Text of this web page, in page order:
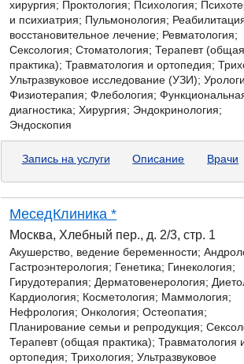
хирургия; Проктология; Психология;
и психиатрия; Пульмонология;
восстановительное лечение; Ревматология;
Сексология; Стоматология; Терапевт (общая
практика); Травматология и ортопедия;
Ультразвуковое исследование (УЗИ);
Физиотерапия; Флебология;
диагностика; Хирургия; Эндокринология;
Эндоскопия
Запись на услуги Описание Врачи
МеседКлиника *
Москва, Хлебный пер., д. 2/3, стр. 1
Акушерство, ведение беременности;
Гастроэнтерология; Генетика; Гинекология;
Гирудотерапия; Дерматовенерология;
Кардиология; Косметология; Маммология;
Нефрология; Онкология; Остеопатия;
Планирование семьи и репродукция;
Терапевт (общая практика); Травматология
ортопедия; Трихология; Ультразвуковое